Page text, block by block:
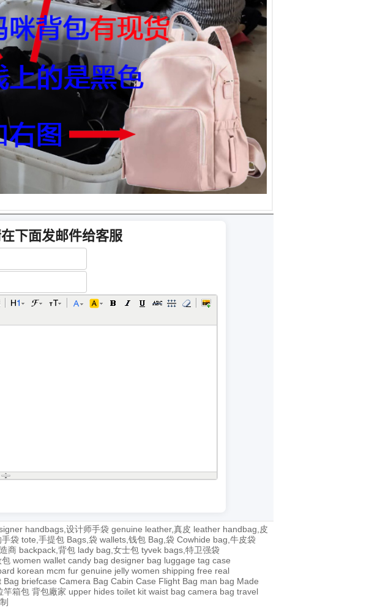
handbags,设计师手袋 genuine leather,真皮 leather handbag,皮
袋 tote,手提包 Bags,袋 wallets,钱包 Bag,袋 Cowhide bag,牛皮袋
商 backpack,背包 lady bag,女士包 tyvek bags,特卫强袋
包 women wallet candy bag designer bag luggage tag case
korean mcm fur genuine jelly women shipping free real
Bag briefcase Camera Bag Cabin Case Flight Bag man bag Made
竿箱包 背包廠家 upper hides toilet kit waist bag camera bag travel